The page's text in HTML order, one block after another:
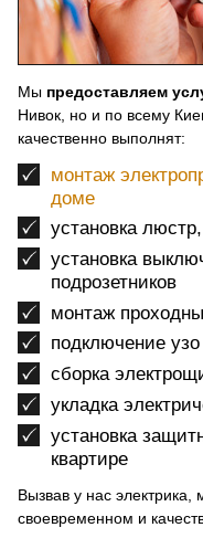
Мы предоставляем
Нивок, но и по всему
качественно выполнят:
монтаж
доме
установка
установка
подрозетников
монтаж
подключение
сборка
укладка
установка
квартире
Вызвав у нас
своевременном и